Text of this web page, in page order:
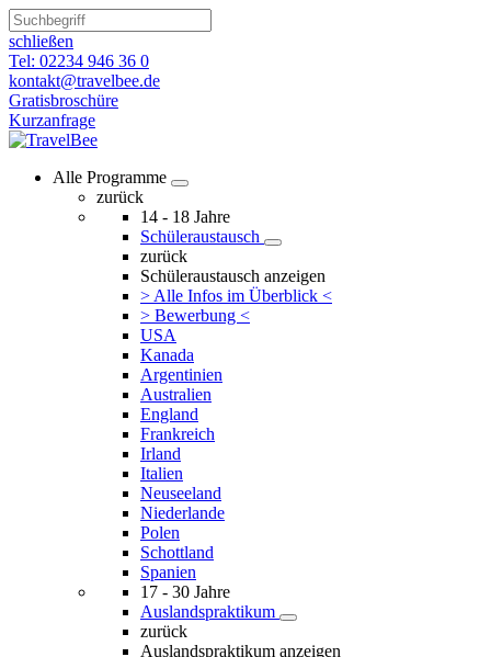
schließen
Tel: 02234 946 36 0
kontakt@travelbee.de
Gratisbroschüre
Kurzanfrage
Alle Programme
zurück
14 - 18 Jahre
Schüleraustausch
zurück
Schüleraustausch anzeigen
> Alle Infos im Überblick <
> Bewerbung <
USA
Kanada
Argentinien
Australien
England
Frankreich
Irland
Italien
Neuseeland
Niederlande
Polen
Schottland
Spanien
17 - 30 Jahre
Auslandspraktikum
zurück
Auslandspraktikum anzeigen